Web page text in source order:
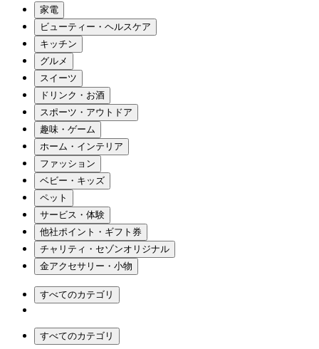
家電
ビューティー・ヘルスケア
キッチン
グルメ
スイーツ
ドリンク・お酒
スポーツ・アウトドア
趣味・ゲーム
ホーム・インテリア
ファッション
ベビー・キッズ
ペット
サービス・体験
他社ポイント・ギフト券
チャリティ・セゾンオリジナル
金アクセサリー・小物
すべてのカテゴリ
すべてのカテゴリ